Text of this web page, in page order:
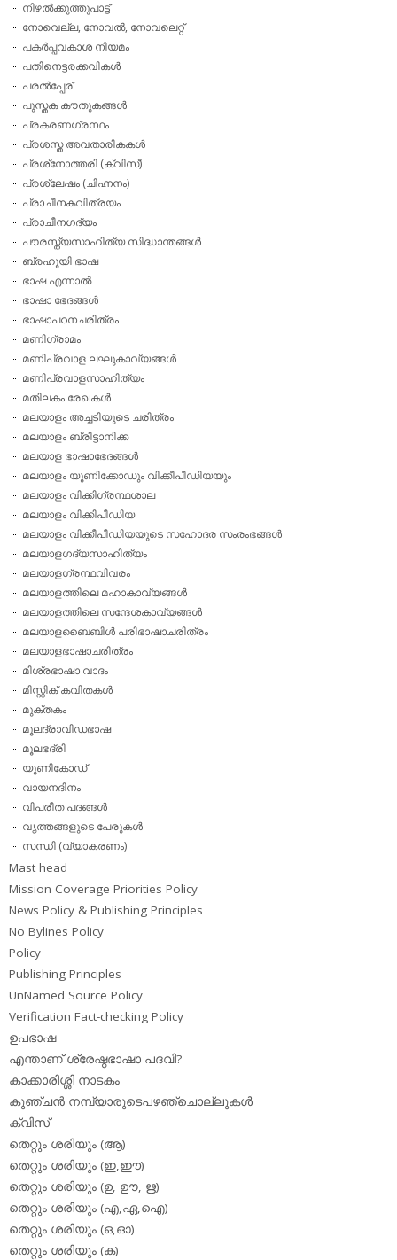
നിഴല്‍ക്കുത്തുപാട്ട്
നോവെല്ല, നോവല്‍, നോവലെറ്റ്
പകര്‍പ്പവകാശ നിയമം
പതിനെട്ടരക്കവികള്‍
പരല്‍പ്പേര്
പുസ്തക കൗതുകങ്ങള്‍
പ്രകരണഗ്രന്ഥം
പ്രശസ്ത അവതാരികകള്‍
പ്രശ്‌നോത്തരി (ക്വിസ്)
പ്രശ്ലേഷം (ചിഹ്നനം)
പ്രാചീനകവിത്രയം
പ്രാചീനഗദ്യം
പൗരസ്ത്യസാഹിത്യ സിദ്ധാന്തങ്ങള്‍
ബ്രഹൂയി ഭാഷ
ഭാഷ എന്നാല്‍
ഭാഷാ ഭേദങ്ങള്‍
ഭാഷാപഠനചരിത്രം
മണിഗ്രാമം
മണിപ്രവാള ലഘുകാവ്യങ്ങള്‍
മണിപ്രവാളസാഹിത്യം
മതിലകം രേഖകള്‍
മലയാളം അച്ചടിയുടെ ചരിത്രം
മലയാളം ബ്രിട്ടാനിക്ക
മലയാള ഭാഷാഭേദങ്ങള്‍
മലയാളം യൂണിക്കോഡും വിക്കീപീഡിയയും
മലയാളം വിക്കിഗ്രന്ഥശാല
മലയാളം വിക്കിപീഡിയ
മലയാളം വിക്കീപീഡിയയുടെ സഹോദര സംരംഭങ്ങള്‍
മലയാളഗദ്യസാഹിത്യം
മലയാളഗ്രന്ഥവിവരം
മലയാളത്തിലെ മഹാകാവ്യങ്ങള്‍
മലയാളത്തിലെ സന്ദേശകാവ്യങ്ങള്‍
മലയാളബൈബിള്‍ പരിഭാഷാചരിത്രം
മലയാളഭാഷാചരിത്രം
മിശ്രഭാഷാ വാദം
മിസ്റ്റിക് കവിതകള്‍
മുക്തകം
മൂലദ്രാവിഡഭാഷ
മൂലഭദ്രി
യൂണികോഡ്
വായനദിനം
വിപരീത പദങ്ങള്‍
വൃത്തങ്ങളുടെ പേരുകള്‍
സന്ധി (വ്യാകരണം)
Mast head
Mission Coverage Priorities Policy
News Policy & Publishing Principles
No Bylines Policy
Policy
Publishing Principles
UnNamed Source Policy
Verification Fact-checking Policy
ഉപഭാഷ
എന്താണ് ശ്രേഷ്ഠഭാഷാ പദവി?
കാക്കാരിശ്ശി നാടകം
കുഞ്ചന്‍ നമ്പ്യാരുടെപഴഞ്ചൊല്ലുകള്‍
ക്വിസ്
തെറ്റും ശരിയും (ആ)
തെറ്റും ശരിയും (ഇ,ഈ)
തെറ്റും ശരിയും (ഉ, ഊ, ഋ)
തെറ്റും ശരിയും (എ,ഏ,ഐ)
തെറ്റും ശരിയും (ഒ,ഓ)
തെറ്റും ശരിയും (ക)